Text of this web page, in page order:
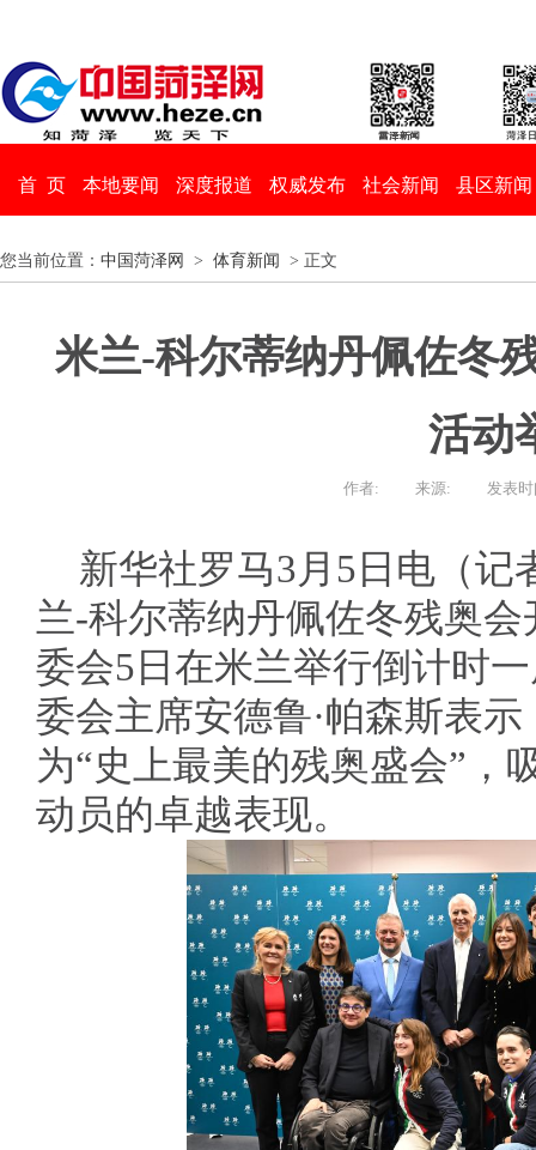
首 页 本地要闻 深度报道 权威发布 社会新闻 县区新闻
您当前位置： 中国菏泽网 > 体育新闻 > 正文
米兰-科尔蒂纳丹佩佐冬
活动
作者: 来源: 发表时
新华社罗马3月5日电（记
兰-科尔蒂纳丹佩佐冬残奥
委会5日在米兰举行倒计时
委会主席安德鲁·帕森斯表
为“史上最美的残奥盛会”，
动员的卓越表现。